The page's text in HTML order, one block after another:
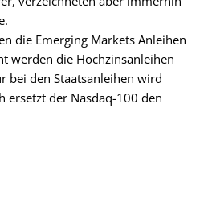
die Emerging Markets Anleihen
werden die Hochzinsanleihen
bei den Staatsanleihen wird
ersetzt der Nasdaq-100 den